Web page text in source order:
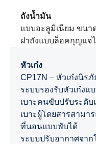
ถังน้ำมัน
แบบอะลูมิเนียม ขนา
ฝาถังแบบล็อคกุญแจ
หัวเก๋ง
CP17N – หัวเก๋งนิรภั
ระบบรองรับหัวเก๋ง
เบาะคนขับปรับระดั
เบาะผู้โดยสารสามา
ที่นอนแบบพับได้
ระบบปรับอากาศจาก